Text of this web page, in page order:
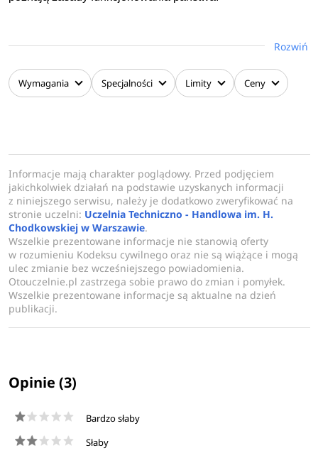
Uczelni Techniczno- Handlowej w Warszawieposiadają
Zarządzanie bezpieczeństwem państwa, Bezpieczeństwo
w cyberprzestrzeni, Psychologia w bezpieczeństwie,
Bezpieczeństwo wewnętrzne w Uczelni Techniczno-
Handlowej w Warszawie pozwala zdobyć wszechstronną
wiedzę i praktyczne umiejętności niezbędne podczas pracy
w obszarze bezpieczeństwa publicznego. Studia kształcą
przyszłych specjalistów biorących odpowiedzialność za
zarządzanie i ochronę obywateli, a także pracowników
instytucji państwowych na poziomie lokalnym, krajowym i
międzynarodowym.
Rozwiń
Wymagania Specjalności Limity Ceny
Informacje mają charakter poglądowy. Przed podjęciem
jakichkolwiek działań na podstawie uzyskanych informacji
z niniejszego serwisu, należy je dodatkowo zweryfikować na
stronie uczelni: Uczelnia Techniczno - Handlowa im. H.
Chodkowskiej w Warszawie.
Wszelkie prezentowane informacje nie stanowią oferty
w rozumieniu Kodeksu cywilnego oraz nie są wiążące i mogą
ulec zmianie bez wcześniejszego powiadomienia.
Otouczelnie.pl zastrzega sobie prawo do zmian i pomyłek.
Wszelkie prezentowane informacje są aktualne na dzień
publikacji.
Opinie (3)
Bardzo słaby
Słaby